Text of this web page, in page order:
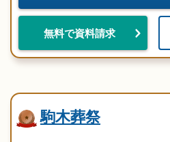
無料で資料請求
駒木葬祭